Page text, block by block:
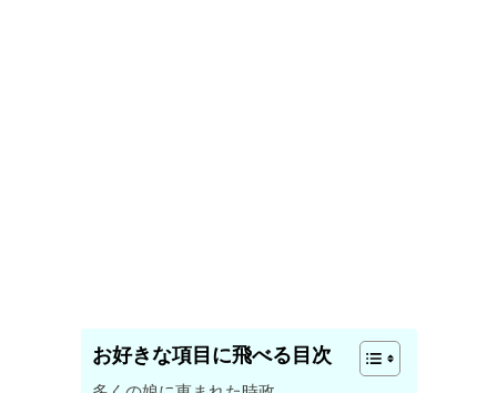
お好きな項目に飛べる目次